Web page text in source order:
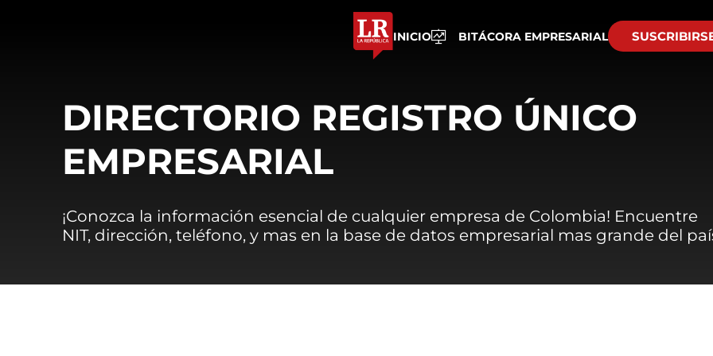
INICIO BITÁCORA EMPRESARIAL
DIRECTORIO REGISTRO ÚNICO
EMPRESARIAL
¡Conozca la información esencial de cualquier empresa de Colombia! Encuentre
NIT, dirección, teléfono, y mas en la base de datos empresarial mas grande del